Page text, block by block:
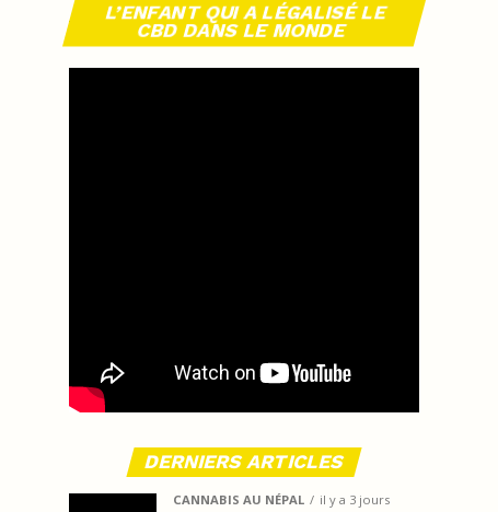
L’ENFANT QUI A LÉGALISÉ LE
CBD DANS LE MONDE
DERNIERS ARTICLES
CANNABIS AU NÉPAL il y a 3 jours